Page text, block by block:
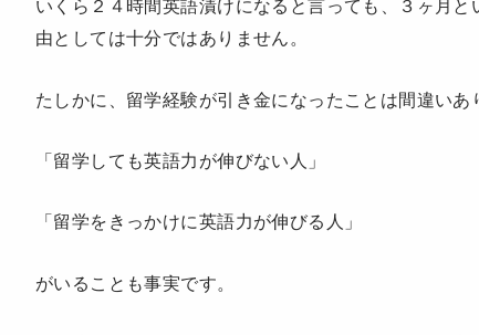
いくら２４時間英語漬けになると言っても、３ヶ月
由としては十分ではありません。
たしかに、留学経験が引き金になったことは間違いあ
「留学しても英語力が伸びない人」
「留学をきっかけに英語力が伸びる人」
がいることも事実です。